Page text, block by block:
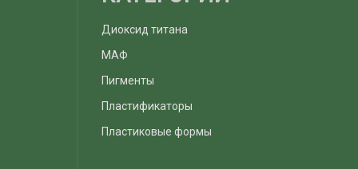
Диоксид титана
МАФ
Пигменты
Пластификаторы
Пластиковые формы